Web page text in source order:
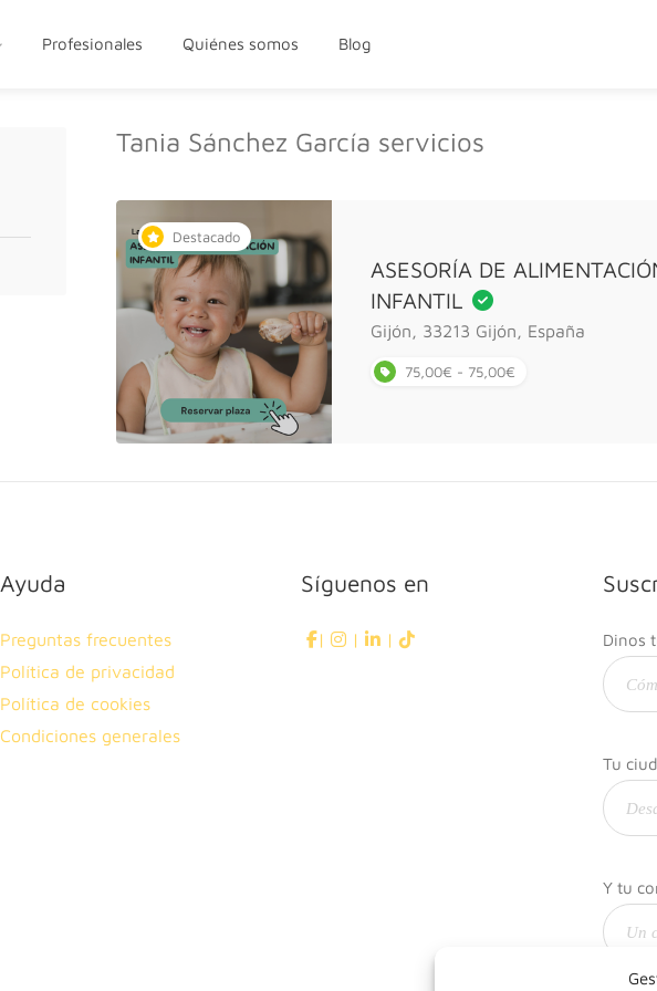
Profesionales Quiénes somos Blog
Tania Sánchez García servicios
Destacado
ASESORÍA DE
INFANTIL
Gijón, 33213 Gijón, España
75,00€ - 75,00€
Ayuda
Preguntas frecuentes
Política de privacidad
Política de cookies
Condiciones generales
Síguenos en
| | | Dinos
Tu
Y tu